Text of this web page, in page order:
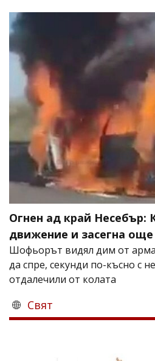
Огнен ад край Несебър:
движение и засегна
Шофьорът видял дим от
да спре, секунди по-късно с
отдалечили от колата
Свят